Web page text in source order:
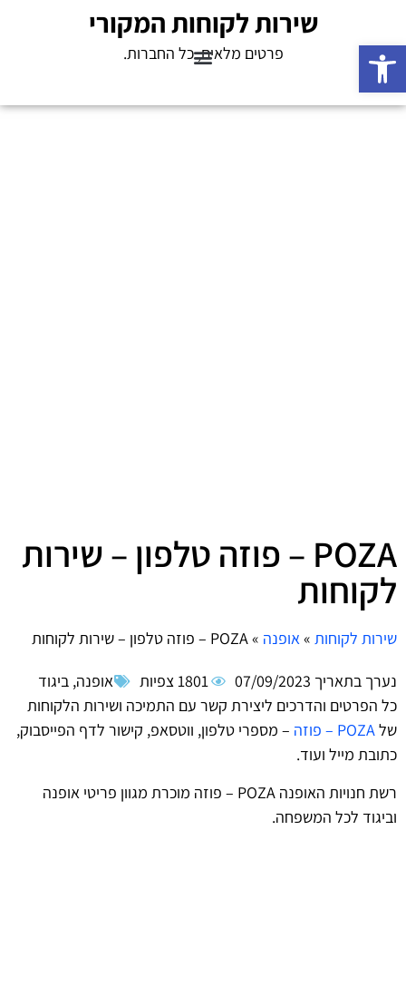
פתח סרגל נגישות
שירות לקוחות המקורי
פרטים מלאים, כל החברות.
POZA – פוזה טלפון – שירות
לקוחות
שירות לקוחות »אופנה »
נערך בתאריך 07/09/2023 1801 צפיות אופנה, ביגוד
כל הפרטים והדרכים ליצירת קשר עם התמיכה ושירות הלקוחות
שלPOZA – פוזה
– מספרי טלפון, ווטסאפ, קישור לדף הפייסבוק,
כתובת מייל ועוד.
רשת חנויות האופנה POZA – פוזה מוכרת מגוון פריטי אופנה
וביגוד לכל המשפחה.